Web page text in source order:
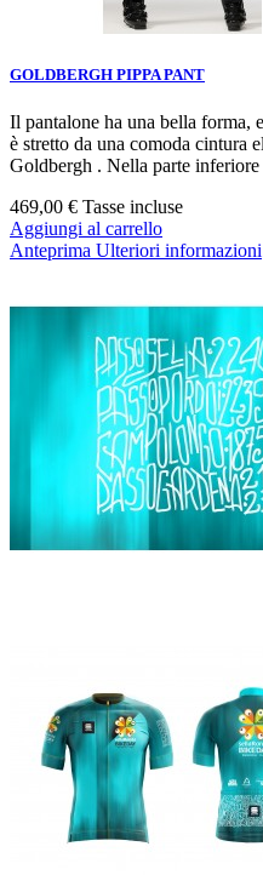
GOLDBERGH PIPPA PANT
Il pantalone ha una bella forma,
è stretto da una comoda cintura
Goldbergh . Nella parte
469,00 € Tasse incluse
Aggiungi al carrello
Anteprima Ulteriori informazioni